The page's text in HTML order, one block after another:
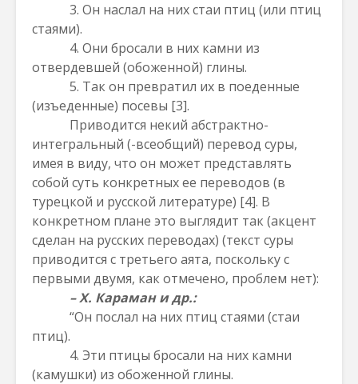
3. Он наслал на них стаи птиц (или птиц
стаями).
4. Они бросали в них камни из
отвердевшей (обоженной) глины.
5. Так он превратил их в поеденные
(изъеденные) посевы [3].
Приводится некий абстрактно-
интегральный (-всеобщий) перевод суры,
имея в виду, что он может представлять
собой суть конкретных ее переводов (в
турецкой и русской литературе) [4]. В
конкретном плане это выглядит так (акцент
сделан на русских переводах) (текст суры
приводится с третьего аята, поскольку с
первыми двумя, как отмечено, проблем нет):
– Х. Караман и др.:
“Он послал на них птиц стаями (стаи
птиц).
4. Эти птицы бросали на них камни
(камушки) из обоженной глины.